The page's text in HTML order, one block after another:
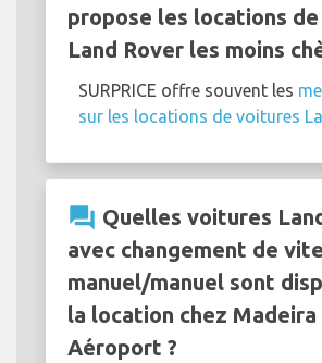
propose les locations
Land Rover les moins
SURPRICE offre souvent les
sur les locations de voitures
question_answer Quelles voitures
avec changement de
manuel/manuel sont
la location chez Madeira
Aéroport ?